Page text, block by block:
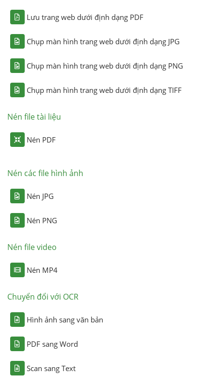
Lưu trang web dưới định dạng PDF
Chụp màn hình trang web dưới định dạng JPG
Chụp màn hình trang web dưới định dạng PNG
Chụp màn hình trang web dưới định dạng TIFF
Nén file tài liệu
Nén PDF
Nén các file hình ảnh
Nén JPG
Nén PNG
Nén file video
Nén MP4
Chuyển đổi với OCR
Hình ảnh sang văn bản
PDF sang Word
Scan sang Text